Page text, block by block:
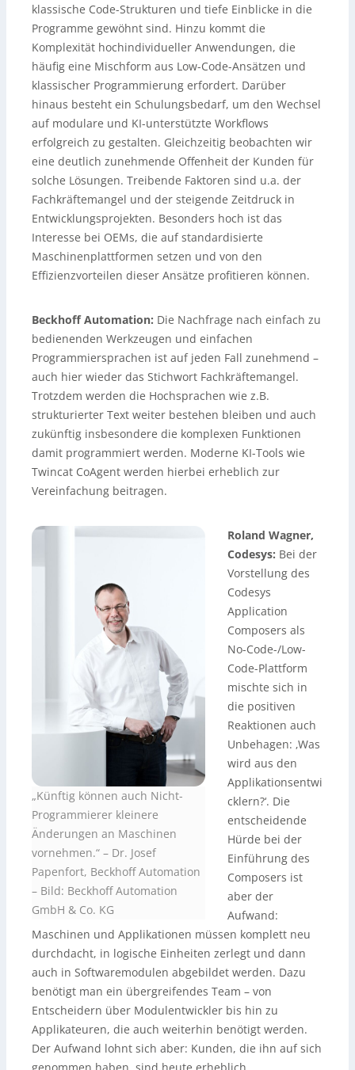
klassische Code-Strukturen und tiefe Einblicke in die
Programme gewöhnt sind. Hinzu kommt die
Komplexität hochindividueller Anwendungen, die
häufig eine Mischform aus Low-Code-Ansätzen und
klassischer Programmierung erfordert. Darüber
hinaus besteht ein Schulungsbedarf, um den Wechsel
auf modulare und KI-unterstützte Workflows
erfolgreich zu gestalten. Gleichzeitig beobachten wir
eine deutlich zunehmende Offenheit der Kunden für
solche Lösungen. Treibende Faktoren sind u.a. der
Fachkräftemangel und der steigende Zeitdruck in
Entwicklungsprojekten. Besonders hoch ist das
Interesse bei OEMs, die auf standardisierte
Maschinenplattformen setzen und von den
Effizienzvorteilen dieser Ansätze profitieren können.
Beckhoff Automation: Die Nachfrage nach einfach zu
bedienenden Werkzeugen und einfachen
Programmiersprachen ist auf jeden Fall zunehmend –
auch hier wieder das Stichwort Fachkräftemangel.
Trotzdem werden die Hochsprachen wie z.B.
strukturierter Text weiter bestehen bleiben und auch
zukünftig insbesondere die komplexen Funktionen
damit programmiert werden. Moderne KI-Tools wie
Twincat CoAgent werden hierbei erheblich zur
Vereinfachung beitragen.
„Künftig können auch Nicht-
Programmierer kleinere
Änderungen an Maschinen
vornehmen.“ – Dr. Josef
Papenfort, Beckhoff Automation
– Bild: Beckhoff Automation
GmbH & Co. KG
Roland Wagner,
Codesys: Bei der
Vorstellung des
Codesys
Application
Composers als
No-Code-/Low-
Code-Plattform
mischte sich in
die positiven
Reaktionen auch
Unbehagen: ‚Was
wird aus den
Applikationsentwi
cklern?‘. Die
entscheidende
Hürde bei der
Einführung des
Composers ist
aber der
Aufwand:
Maschinen und Applikationen müssen komplett neu
durchdacht, in logische Einheiten zerlegt und dann
auch in Softwaremodulen abgebildet werden. Dazu
benötigt man ein übergreifendes Team – von
Entscheidern über Modulentwickler bis hin zu
Applikateuren, die auch weiterhin benötigt werden.
Der Aufwand lohnt sich aber: Kunden, die ihn auf sich